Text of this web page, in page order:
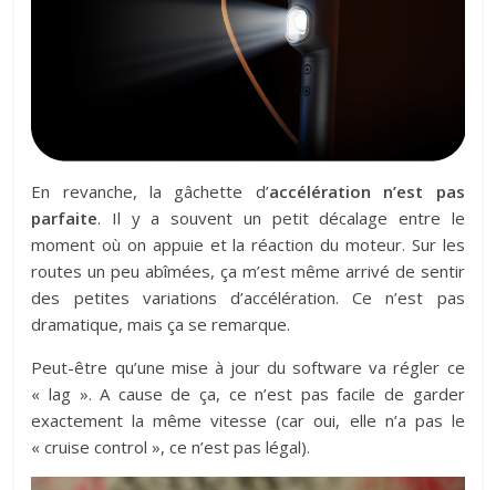
En revanche, la gâchette d’accélération n’est pas
parfaite. Il y a souvent un petit décalage entre le
moment où on appuie et la réaction du moteur. Sur les
routes un peu abîmées, ça m’est même arrivé de sentir
des petites variations d’accélération. Ce n’est pas
dramatique, mais ça se remarque.
Peut-être qu’une mise à jour du software va régler ce
« lag ». A cause de ça, ce n’est pas facile de garder
exactement la même vitesse (car oui, elle n’a pas le
« cruise control », ce n’est pas légal).